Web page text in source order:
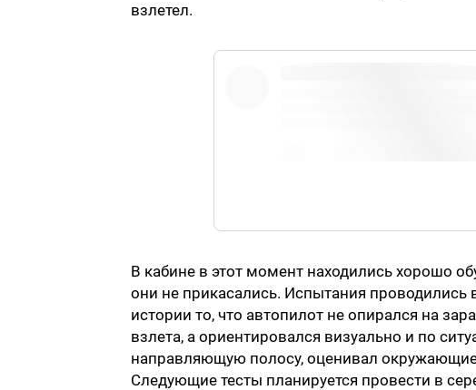
взлетел.
В кабине в этот момент находились хорошо
они не прикасались. Испытания
истории то, что автопилот не опирался на
взлета, а ориентировался визуально и по
направляющую полосу, оценивал
Следующие тесты планируется провести в